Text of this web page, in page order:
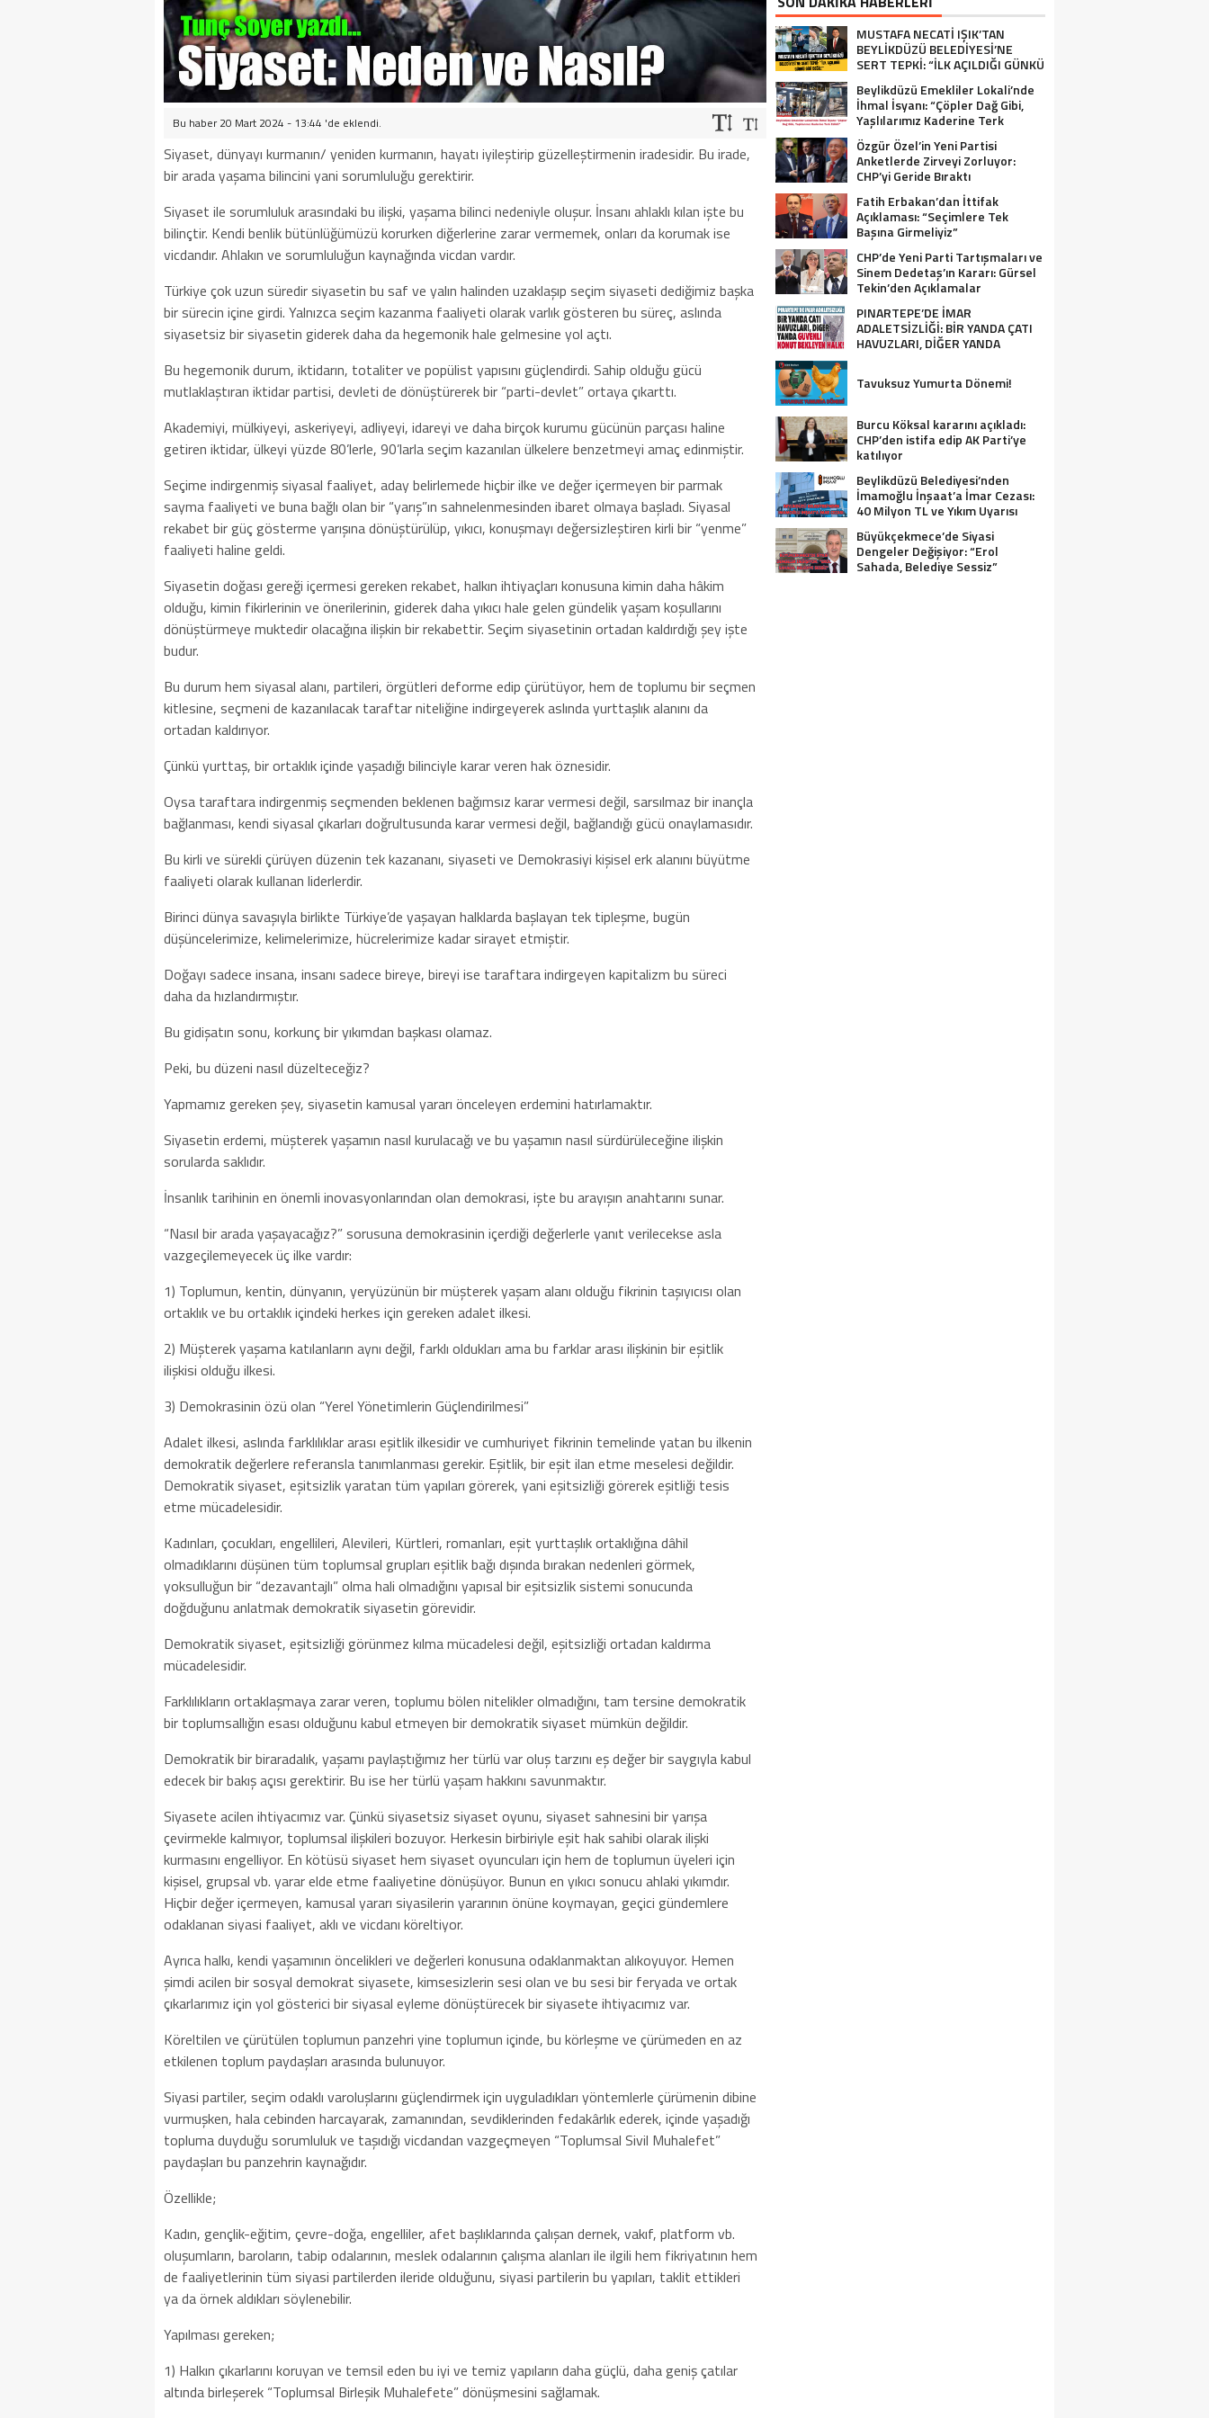
Bu haber 20 Mart 2024 - 13:44 'de eklendi.
Siyaset, dünyayı kurmanın/ yeniden kurmanın, hayatı iyileştirip güzelleştirmenin iradesidir. Bu irade,
bir arada yaşama bilincini yani sorumluluğu gerektirir.
Siyaset ile sorumluluk arasındaki bu ilişki, yaşama bilinci nedeniyle oluşur. İnsanı ahlaklı kılan işte bu
bilinçtir. Kendi benlik bütünlüğümüzü korurken diğerlerine zarar vermemek, onları da korumak ise
vicdandır. Ahlakın ve sorumluluğun kaynağında vicdan vardır.
Türkiye çok uzun süredir siyasetin bu saf ve yalın halinden uzaklaşıp seçim siyaseti dediğimiz başka
bir sürecin içine girdi. Yalnızca seçim kazanma faaliyeti olarak varlık gösteren bu süreç, aslında
siyasetsiz bir siyasetin giderek daha da hegemonik hale gelmesine yol açtı.
Bu hegemonik durum, iktidarın, totaliter ve popülist yapısını güçlendirdi. Sahip olduğu gücü
mutlaklaştıran iktidar partisi, devleti de dönüştürerek bir “parti-devlet” ortaya çıkarttı.
Akademiyi, mülkiyeyi, askeriyeyi, adliyeyi, idareyi ve daha birçok kurumu gücünün parçası haline
getiren iktidar, ülkeyi yüzde 80’lerle, 90’larla seçim kazanılan ülkelere benzetmeyi amaç edinmiştir.
Seçime indirgenmiş siyasal faaliyet, aday belirlemede hiçbir ilke ve değer içermeyen bir parmak
sayma faaliyeti ve buna bağlı olan bir “yarış”ın sahnelenmesinden ibaret olmaya başladı. Siyasal
rekabet bir güç gösterme yarışına dönüştürülüp, yıkıcı, konuşmayı değersizleştiren kirli bir “yenme”
faaliyeti haline geldi.
Siyasetin doğası gereği içermesi gereken rekabet, halkın ihtiyaçları konusuna kimin daha hâkim
olduğu, kimin fikirlerinin ve önerilerinin, giderek daha yıkıcı hale gelen gündelik yaşam koşullarını
dönüştürmeye muktedir olacağına ilişkin bir rekabettir. Seçim siyasetinin ortadan kaldırdığı şey işte
budur.
Bu durum hem siyasal alanı, partileri, örgütleri deforme edip çürütüyor, hem de toplumu bir seçmen
kitlesine, seçmeni de kazanılacak taraftar niteliğine indirgeyerek aslında yurttaşlık alanını da
ortadan kaldırıyor.
Çünkü yurttaş, bir ortaklık içinde yaşadığı bilinciyle karar veren hak öznesidir.
Oysa taraftara indirgenmiş seçmenden beklenen bağımsız karar vermesi değil, sarsılmaz bir inançla
bağlanması, kendi siyasal çıkarları doğrultusunda karar vermesi değil, bağlandığı gücü onaylamasıdır.
Bu kirli ve sürekli çürüyen düzenin tek kazananı, siyaseti ve Demokrasiyi kişisel erk alanını büyütme
faaliyeti olarak kullanan liderlerdir.
Birinci dünya savaşıyla birlikte Türkiye’de yaşayan halklarda başlayan tek tipleşme, bugün
düşüncelerimize, kelimelerimize, hücrelerimize kadar sirayet etmiştir.
Doğayı sadece insana, insanı sadece bireye, bireyi ise taraftara indirgeyen kapitalizm bu süreci
daha da hızlandırmıştır.
Bu gidişatın sonu, korkunç bir yıkımdan başkası olamaz.
Peki, bu düzeni nasıl düzelteceğiz?
Yapmamız gereken şey, siyasetin kamusal yararı önceleyen erdemini hatırlamaktır.
Siyasetin erdemi, müşterek yaşamın nasıl kurulacağı ve bu yaşamın nasıl sürdürüleceğine ilişkin
sorularda saklıdır.
İnsanlık tarihinin en önemli inovasyonlarından olan demokrasi, işte bu arayışın anahtarını sunar.
“Nasıl bir arada yaşayacağız?” sorusuna demokrasinin içerdiği değerlerle yanıt verilecekse asla
vazgeçilemeyecek üç ilke vardır:
1) Toplumun, kentin, dünyanın, yeryüzünün bir müşterek yaşam alanı olduğu fikrinin taşıyıcısı olan
ortaklık ve bu ortaklık içindeki herkes için gereken adalet ilkesi.
2) Müşterek yaşama katılanların aynı değil, farklı oldukları ama bu farklar arası ilişkinin bir eşitlik
ilişkisi olduğu ilkesi.
3) Demokrasinin özü olan “Yerel Yönetimlerin Güçlendirilmesi”
Adalet ilkesi, aslında farklılıklar arası eşitlik ilkesidir ve cumhuriyet fikrinin temelinde yatan bu ilkenin
demokratik değerlere referansla tanımlanması gerekir. Eşitlik, bir eşit ilan etme meselesi değildir.
Demokratik siyaset, eşitsizlik yaratan tüm yapıları görerek, yani eşitsizliği görerek eşitliği tesis
etme mücadelesidir.
Kadınları, çocukları, engellileri, Alevileri, Kürtleri, romanları, eşit yurttaşlık ortaklığına dâhil
olmadıklarını düşünen tüm toplumsal grupları eşitlik bağı dışında bırakan nedenleri görmek,
yoksulluğun bir “dezavantajlı” olma hali olmadığını yapısal bir eşitsizlik sistemi sonucunda
doğduğunu anlatmak demokratik siyasetin görevidir.
Demokratik siyaset, eşitsizliği görünmez kılma mücadelesi değil, eşitsizliği ortadan kaldırma
mücadelesidir.
Farklılıkların ortaklaşmaya zarar veren, toplumu bölen nitelikler olmadığını, tam tersine demokratik
bir toplumsallığın esası olduğunu kabul etmeyen bir demokratik siyaset mümkün değildir.
Demokratik bir biraradalık, yaşamı paylaştığımız her türlü var oluş tarzını eş değer bir saygıyla kabul
edecek bir bakış açısı gerektirir. Bu ise her türlü yaşam hakkını savunmaktır.
Siyasete acilen ihtiyacımız var. Çünkü siyasetsiz siyaset oyunu, siyaset sahnesini bir yarışa
çevirmekle kalmıyor, toplumsal ilişkileri bozuyor. Herkesin birbiriyle eşit hak sahibi olarak ilişki
kurmasını engelliyor. En kötüsü siyaset hem siyaset oyuncuları için hem de toplumun üyeleri için
kişisel, grupsal vb. yarar elde etme faaliyetine dönüşüyor. Bunun en yıkıcı sonucu ahlaki yıkımdır.
Hiçbir değer içermeyen, kamusal yararı siyasilerin yararının önüne koymayan, geçici gündemlere
odaklanan siyasi faaliyet, aklı ve vicdanı köreltiyor.
Ayrıca halkı, kendi yaşamının öncelikleri ve değerleri konusuna odaklanmaktan alıkoyuyor. Hemen
şimdi acilen bir sosyal demokrat siyasete, kimsesizlerin sesi olan ve bu sesi bir feryada ve ortak
çıkarlarımız için yol gösterici bir siyasal eyleme dönüştürecek bir siyasete ihtiyacımız var.
Köreltilen ve çürütülen toplumun panzehri yine toplumun içinde, bu körleşme ve çürümeden en az
etkilenen toplum paydaşları arasında bulunuyor.
Siyasi partiler, seçim odaklı varoluşlarını güçlendirmek için uyguladıkları yöntemlerle çürümenin dibine
vurmuşken, hala cebinden harcayarak, zamanından, sevdiklerinden fedakârlık ederek, içinde yaşadığı
topluma duyduğu sorumluluk ve taşıdığı vicdandan vazgeçmeyen “Toplumsal Sivil Muhalefet”
paydaşları bu panzehrin kaynağıdır.
Özellikle;
Kadın, gençlik-eğitim, çevre-doğa, engelliler, afet başlıklarında çalışan dernek, vakıf, platform vb.
oluşumların, baroların, tabip odalarının, meslek odalarının çalışma alanları ile ilgili hem fikriyatının hem
de faaliyetlerinin tüm siyasi partilerden ileride olduğunu, siyasi partilerin bu yapıları, taklit ettikleri
ya da örnek aldıkları söylenebilir.
Yapılması gereken;
1) Halkın çıkarlarını koruyan ve temsil eden bu iyi ve temiz yapıların daha güçlü, daha geniş çatılar
altında birleşerek “Toplumsal Birleşik Muhalefete” dönüşmesini sağlamak.
MUSTAFA NECATİ IŞIK’TAN
BEYLİKDÜZÜ BELEDİYESİ’NE
SERT TEPKİ: “İLK AÇILDIĞI GÜNKÜ
Beylikdüzü Emekliler Lokali’nde
İhmal İsyanı: “Çöpler Dağ Gibi,
Yaşlılarımız Kaderine Terk
Edildi!”
Özgür Özel’in Yeni Partisi
Anketlerde Zirveyi Zorluyor:
CHP’yi Geride Bıraktı
Fatih Erbakan’dan İttifak
Açıklaması: “Seçimlere Tek
Başına Girmeliyiz”
CHP’de Yeni Parti Tartışmaları ve
Sinem Dedetaş’ın Kararı: Gürsel
Tekin’den Açıklamalar
PINARTEPE’DE İMAR
ADALETSİZLİĞİ: BİR YANDA ÇATI
HAVUZLARI, DİĞER YANDA
Tavuksuz Yumurta Dönemi!
Burcu Köksal kararını açıkladı:
CHP’den istifa edip AK Parti’ye
katılıyor
Beylikdüzü Belediyesi’nden
İmamoğlu İnşaat’a İmar Cezası:
40 Milyon TL ve Yıkım Uyarısı
Büyükçekmece’de Siyasi
Dengeler Değişiyor: “Erol
Sahada, Belediye Sessiz”